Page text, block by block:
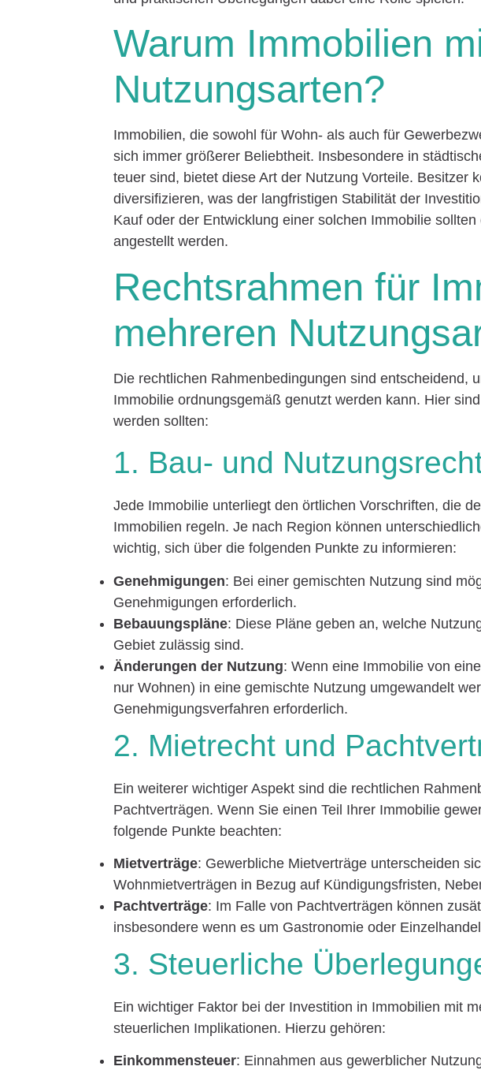
Warum Immobilien
Nutzungsarten?
Immobilien, die sowohl für Wohn- als auch für
sich immer größerer Beliebtheit. Insbesondere in
teuer sind, bietet diese Art der Nutzung Vorteile. Besitzer
diversifizieren, was der langfristigen Stabilität der
Kauf oder der Entwicklung einer solchen Immobilie
angestellt werden.
Rechtsrahmen für
mehreren
Die rechtlichen Rahmenbedingungen sind entscheidend,
Immobilie ordnungsgemäß genutzt werden kann. Hier
werden sollten:
1. Bau- und
Jede Immobilie unterliegt den örtlichen Vorschriften, die
Immobilien regeln. Je nach Region können
wichtig, sich über die folgenden Punkte zu informieren:
Genehmigungen: Bei einer gemischten Nutzung sind
Genehmigungen erforderlich.
Bebauungspläne: Diese Pläne geben an, welche
Gebiet zulässig sind.
Änderungen der Nutzung: Wenn eine Immobilie von
nur Wohnen) in eine gemischte Nutzung umgewandelt
Genehmigungsverfahren erforderlich.
2. Mietrecht und
Ein weiterer wichtiger Aspekt sind die rechtlichen
Pachtverträgen. Wenn Sie einen Teil Ihrer Immobilie
folgende Punkte beachten:
Mietverträge: Gewerbliche Mietverträge unterscheiden
Wohnmietverträgen in Bezug auf Kündigungsfristen,
Pachtverträge: Im Falle von Pachtverträgen können
insbesondere wenn es um Gastronomie oder
3. Steuerliche
Ein wichtiger Faktor bei der Investition in Immobilien mit
steuerlichen Implikationen. Hierzu gehören:
Einkommensteuer: Einnahmen aus gewerblicher